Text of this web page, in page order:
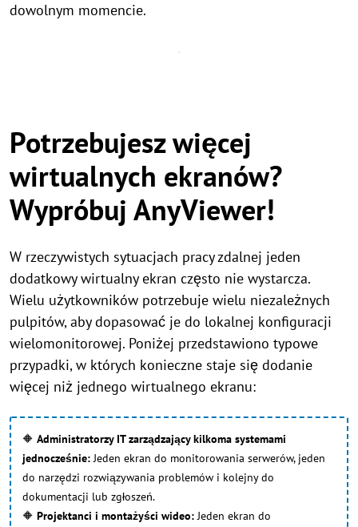
dowolnym momencie.
Potrzebujesz więcej
wirtualnych ekranów?
Wypróbuj AnyViewer!
W rzeczywistych sytuacjach pracy zdalnej jeden
dodatkowy wirtualny ekran często nie wystarcza.
Wielu użytkowników potrzebuje wielu niezależnych
pulpitów, aby dopasować je do lokalnej konfiguracji
wielomonitorowej. Poniżej przedstawiono typowe
przypadki, w których konieczne staje się dodanie
więcej niż jednego wirtualnego ekranu:
🔶 Administratorzy IT zarządzający kilkoma systemami
jednocześnie:Jeden ekran do monitorowania serwerów, jeden
do narzędzi rozwiązywania problemów i kolejny do
dokumentacji lub zgłoszeń.
🔶 Projektanci i montażyści wideo:Jeden ekran do